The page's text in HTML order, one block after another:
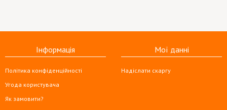
Інформація
Політика конфіденційності
Угода користувача
Як замовити?
Мої данні
Надіслати скаргу